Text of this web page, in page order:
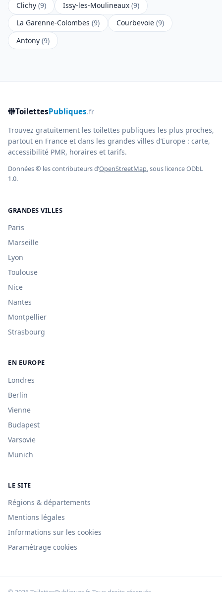
Clichy (9) Issy-les-Moulineaux (9)
La Garenne-Colombes (9) Courbevoie (9)
Antony (9)
🚻ToilettesPubliques.fr
Trouvez gratuitement les toilettes publiques les plus proches,
partout en France et dans les grandes villes d’Europe : carte,
accessibilité PMR, horaires et tarifs.
Données © les contributeurs d’OpenStreetMap, sous licence ODbL
1.0.
GRANDES VILLES
Paris
Marseille
Lyon
Toulouse
Nice
Nantes
Montpellier
Strasbourg
EN EUROPE
Londres
Berlin
Vienne
Budapest
Varsovie
Munich
LE SITE
Régions & départements
Mentions légales
Informations sur les cookies
Paramétrage cookies